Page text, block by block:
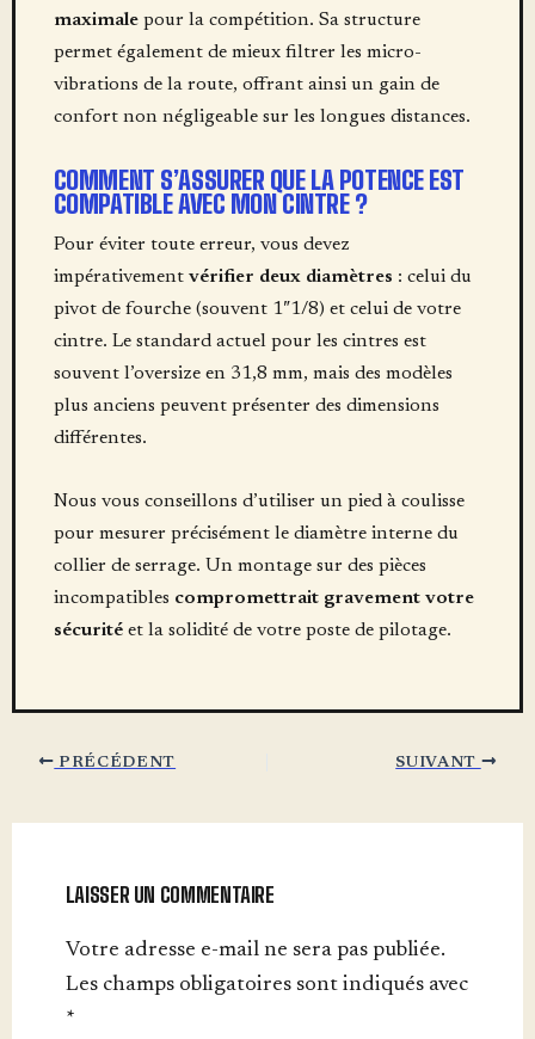
maximalepour la compétition. Sa structure
permet également de mieux filtrer les micro-
vibrations de la route, offrant ainsi un gain de
confort non négligeable sur les longues distances.
COMMENT S’ASSURER QUE LA POTENCE EST
COMPATIBLE AVEC MON CINTRE ?
Pour éviter toute erreur, vous devez
impérativement vérifier deux diamètres : celui du
pivot de fourche (souvent 1″1/8) et celui de votre
cintre. Le standard actuel pour les cintres est
souvent l’oversize en 31,8 mm, mais des modèles
plus anciens peuvent présenter des dimensions
différentes.
Nous vous conseillons d’utiliser un pied à coulisse
pour mesurer précisément le diamètre interne du
collier de serrage. Un montage sur des pièces
incompatibles compromettrait gravement votre
sécuritéet la solidité de votre poste de pilotage.
PRÉCÉDENT SUIVANT
LAISSER UN COMMENTAIRE
Votre adresse e-mail ne sera pas publiée.
Les champs obligatoires sont indiqués avec
*